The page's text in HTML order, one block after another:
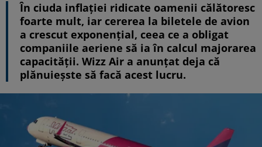
În ciuda inflației ridicate oamenii călătoresc
foarte mult, iar cererea la biletele de avion
a crescut exponențial, ceea ce a obligat
companiile aeriene să ia în calcul majorarea
capacității. Wizz Air a anunțat deja că
plănuieșste să facă acest lucru.